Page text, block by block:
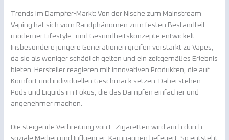
Trends im Dampfer-Markt: Von der Nische zum Mainstream
Vaping hat sich vom Randphänomen zum festen Bestandteil
moderner Lifestyle- und Gesundheitskonzepte entwickelt.
Insbesondere jüngere Generationen greifen verstärkt zu Vapes,
da sie als weniger schädlich gelten und ein zeitgemäßes Erlebnis
bieten. Hersteller reagieren mit innovativen Produkten, die auf
Komfort und individuellen Geschmack setzen. Dabei stehen
Pods und Liquids im Fokus, die das Dampfen einfacher und
angenehmer machen.
Die steigende Verbreitung von E-Zigaretten wird auch durch